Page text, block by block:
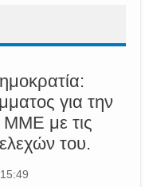
για την
με τις
του.